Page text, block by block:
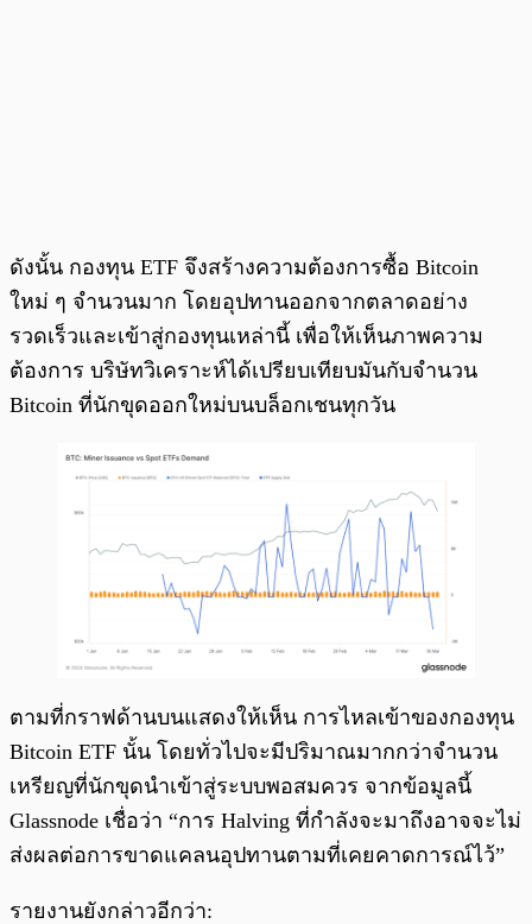
ดังนั้น กองทุน ETF จึงสร้างความต้องการซื้อ Bitcoin
ใหม่ ๆ จำนวนมาก โดยอุปทานออกจากตลาดอย่าง
รวดเร็วและเข้าสู่กองทุนเหล่านี้ เพื่อให้เห็นภาพความ
ต้องการ บริษัทวิเคราะห์ได้เปรียบเทียบมันกับจำนวน
Bitcoin ที่นักขุดออกใหม่บนบล็อกเชนทุกวัน
ตามที่กราฟด้านบนแสดงให้เห็น การไหลเข้าของกองทุน
Bitcoin ETF นั้น โดยทั่วไปจะมีปริมาณมากกว่าจำนวน
เหรียญที่นักขุดนำเข้าสู่ระบบพอสมควร จากข้อมูลนี้
Glassnode เชื่อว่า “การ Halving ที่กำลังจะมาถึงอาจจะไม่
ส่งผลต่อการขาดแคลนอุปทานตามที่เคยคาดการณ์ไว้”
รายงานยังกล่าวอีกว่า: